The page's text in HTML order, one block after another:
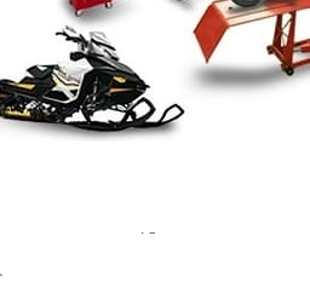
состоянием этих узлов, при поломке
бесполезно. Это двигатель,
может привести к
Если поломка несерьезная,